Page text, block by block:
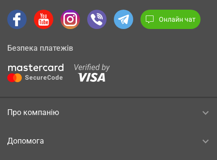
Онлайн чат
Безпека платежів
Про компанію
Допомога